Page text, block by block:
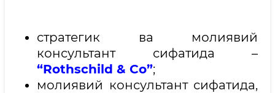
стратегик ва молиявий
консультант сифатида –
“Rothschild & Co”;
молиявий консультант сифатида,